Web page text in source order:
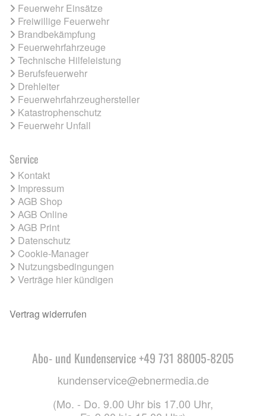
Feuerwehr Einsätze
Freiwillige Feuerwehr
Brandbekämpfung
Feuerwehrfahrzeuge
Technische Hilfeleistung
Berufsfeuerwehr
Drehleiter
Feuerwehrfahrzeughersteller
Katastrophenschutz
Feuerwehr Unfall
Service
Kontakt
Impressum
AGB Shop
AGB Online
AGB Print
Datenschutz
Cookie-Manager
Nutzungsbedingungen
Verträge hier kündigen
Vertrag widerrufen
Abo- und Kundenservice +49 731 88005-8205
kundenservice@ebnermedia.de
(Mo. - Do. 9.00 Uhr bis 17.00 Uhr,